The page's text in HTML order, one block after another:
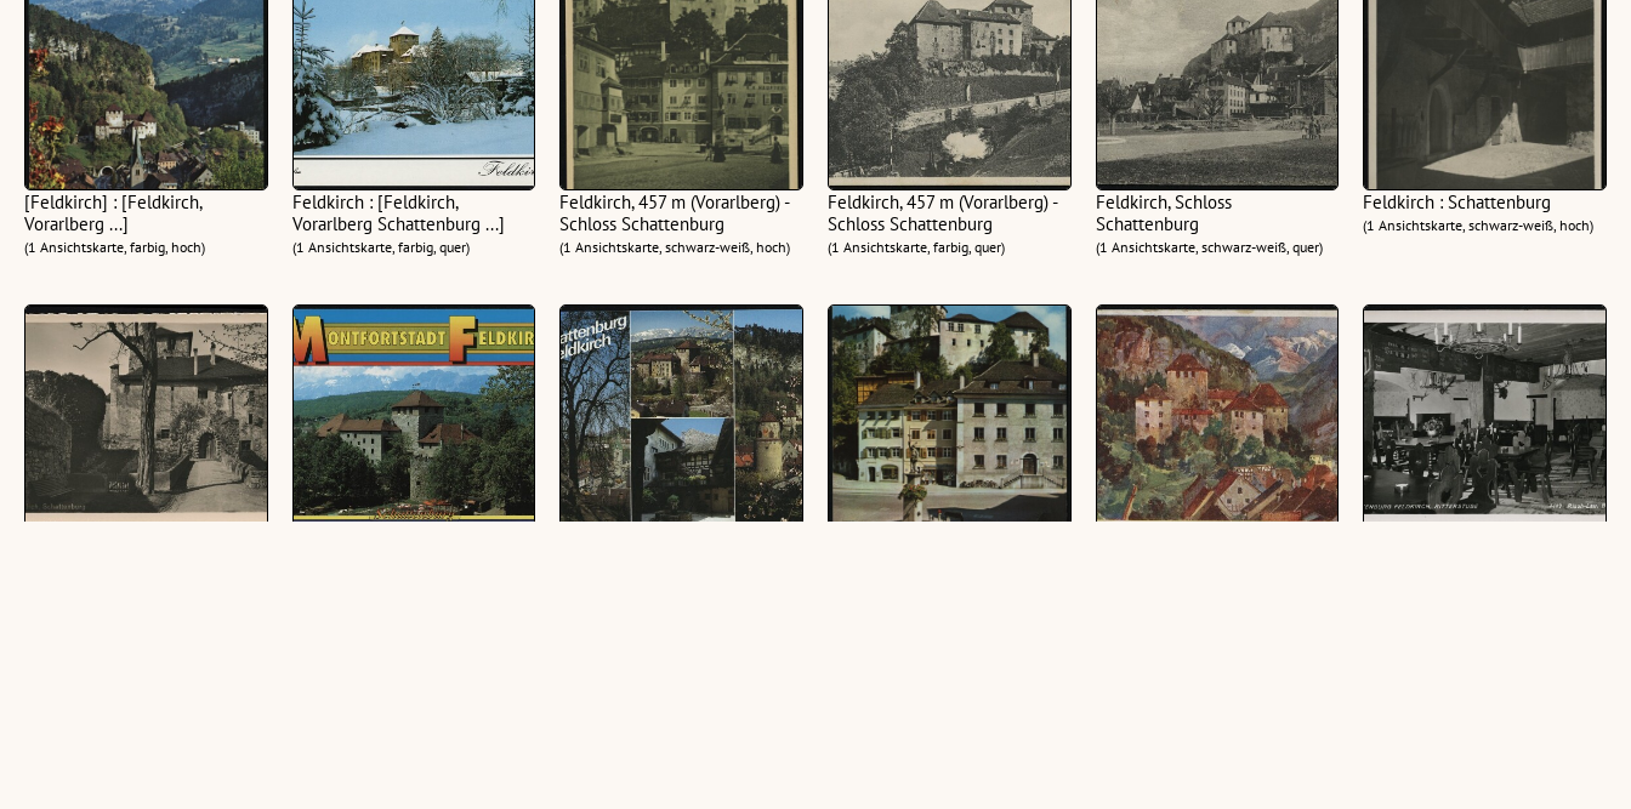
[Feldkirch] : [Feldkirch,
Vorarlberg ...]
(1 Ansichtskarte, farbig, hoch)
Feldkirch : [Feldkirch,
Vorarlberg Schattenburg ...]
(1 Ansichtskarte, farbig, quer)
Feldkirch, 457 m (Vorarlberg) -
Schloss Schattenburg
(1 Ansichtskarte, schwarz-weiß, hoch)
Feldkirch, 457 m (Vorarlberg) -
Schloss Schattenburg
(1 Ansichtskarte, farbig, quer)
Feldkirch, Schloss
Schattenburg
(1 Ansichtskarte, schwarz-weiß, quer)
Feldkirch : Schattenburg
(1 Ansichtskarte, schwarz-weiß, hoch)